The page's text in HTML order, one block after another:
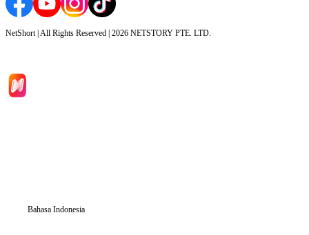
NetShort | All Rights Reserved | 2026 NETSTORY PTE. LTD.
Bahasa Indonesia